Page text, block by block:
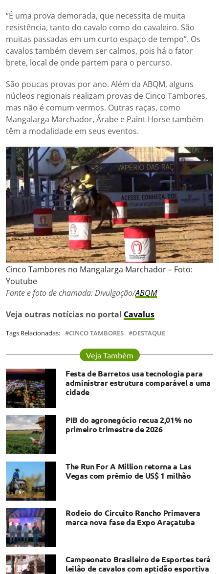
“É uma prova demorada, que necessita de muita
resistência, tanto do cavalo como do cavaleiro. São
muitas passadas em um curto espaço de tempo”. Os
cavalos também devem ser calmos, pois há o fator
brete, local de onde partem para o percurso.
São poucas provas por ano. Além da ABQM, alguns
núcleos regionais realizam provas de Cinco Tambores,
mas não é comum vermos. Outras raças, como
Mangalarga Marchador, Árabe e Paint Horse também
têm a modalidade em seus eventos.
Cinco Tambores no Mangalarga Marchador – Foto:
Youtube
Fonte e foto de chamada: Divulgação/ABQM
Veja outras notícias no portal Cavalus
Tags Relacionadas: CINCO TAMBORES DESTAQUE
Veja Também
Festa de Barretos usa tecnologia para
administrar estrutura comparável a uma
cidade
PIB do agronegócio recua 2,01% no
primeiro trimestre de 2026
The Run For A Million retorna a Las
Vegas com prêmio de US$ 1 milhão
Rodeio do Circuito Rancho Primavera
marca nova fase da Expo Araçatuba
Campeonato Brasileiro de Esportes terá
leilão de cavalos com aptidão esportiva